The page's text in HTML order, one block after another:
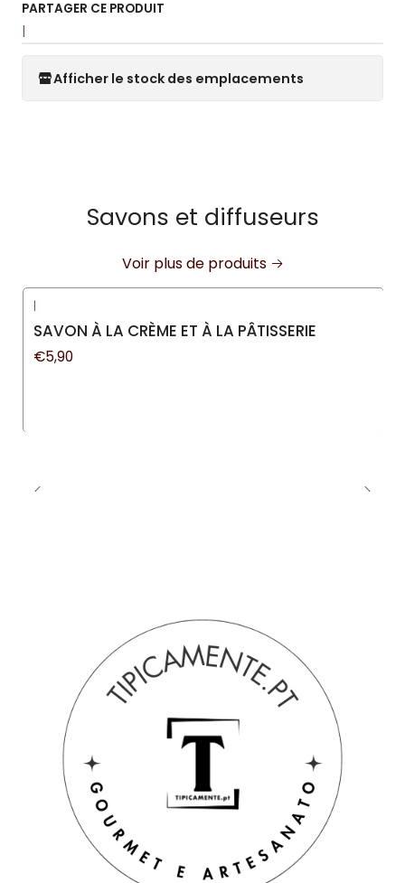
PARTAGER CE PRODUIT
|
Afficher le stock des emplacements
Savons et diffuseurs
Voir plus de produits
|
SAVON À LA CRÈME ET À LA PÂTISSERIE
€5,90